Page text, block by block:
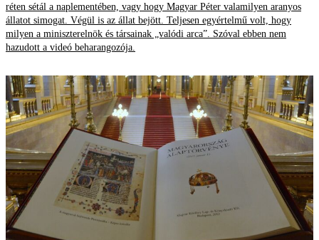
réten sétál a naplementében, vagy hogy Magyar Péter valamilyen aranyos
állatot simogat. Végül is az állat bejött. Teljesen egyértelmű volt, hogy
milyen a miniszterelnök és társainak „valódi arca”. Szóval ebben nem
hazudott a videó beharangozója.